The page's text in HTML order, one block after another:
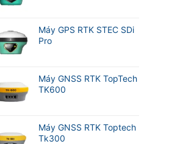
Máy GPS RTK STEC SDi
Pro
Máy GNSS RTK TopTech
TK600
Máy GNSS RTK Toptech
Tk300